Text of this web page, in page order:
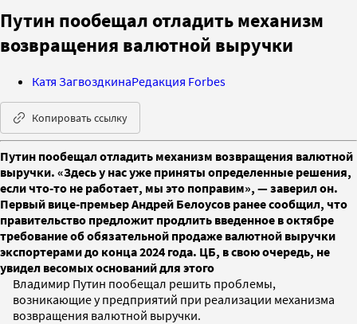
Путин пообещал отладить механизм
возвращения валютной выручки
Катя ЗагвоздкинаРедакция Forbes
Копировать ссылку
Путин пообещал отладить механизм возвращения валютной
выручки. «Здесь у нас уже приняты определенные решения,
если что-то не работает, мы это поправим», — заверил он.
Первый вице-премьер Андрей Белоусов ранее сообщил, что
правительство предложит продлить введенное в октябре
требование об обязательной продаже валютной выручки
экспортерами до конца 2024 года. ЦБ, в свою очередь, не
увидел весомых оснований для этого
Владимир Путин пообещал решить проблемы,
возникающие у предприятий при реализации механизма
возвращения валютной выручки.